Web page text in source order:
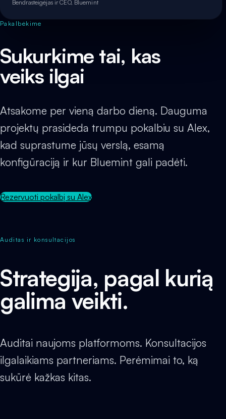
Bendrasteigėjas ir CEO, Bluemint
Pakalbėkime
Sukurkime tai, kas
veiks ilgai
Atsakome per vieną darbo dieną. Dauguma
projektų prasideda trumpu pokalbiu su Alex,
kad suprastume jūsų verslą, esamą
konfigūraciją ir kur Bluemint gali padėti.
Rezervuoti pokalbį su Alex
Auditas ir konsultacijos
Strategija, pagal kurią
galima veikti.
Auditai naujoms platformoms. Konsultacijos
ilgalaikiams partneriams. Perėmimai to, ką
sukūrė kažkas kitas.